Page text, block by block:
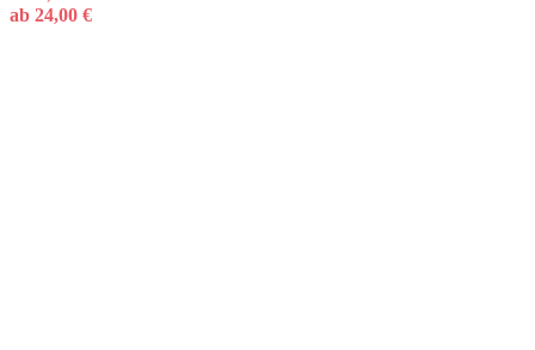
ab 24,00 €